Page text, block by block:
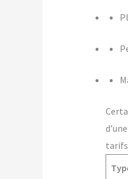
tarifs